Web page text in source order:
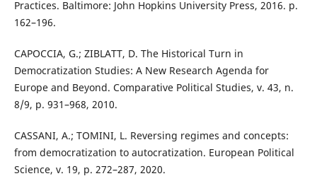
Practices. Baltimore: John Hopkins University Press, 2016. p.
162–196.
CAPOCCIA, G.; ZIBLATT, D. The Historical Turn in
Democratization Studies: A New Research Agenda for
Europe and Beyond. Comparative Political Studies, v. 43, n.
8/9, p. 931–968, 2010.
CASSANI, A.; TOMINI, L. Reversing regimes and concepts:
from democratization to autocratization. European Political
Science, v. 19, p. 272–287, 2020.